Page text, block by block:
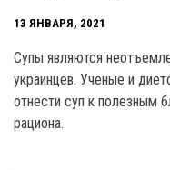
13 ЯНВАРЯ, 2021
Супы являются
украинцев. Ученые и
отнести суп к полезным
рациона.